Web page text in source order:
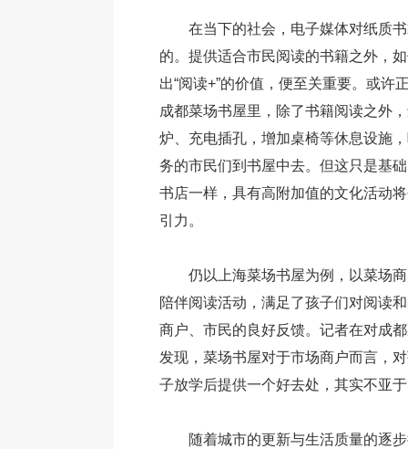
在当下的社会，电子媒体对纸质
的。提供适合市民阅读的书籍之外，
出“阅读+”的价值，便至关重要。或许
成都菜场书屋里，除了书籍阅读之外
炉、充电插孔，增加桌椅等休息设施
务的市民们到书屋中去。但这只是基
书店一样，具有高附加值的文化活动
引力。
仍以上海菜场书屋为例，以菜场
陪伴阅读活动，满足了孩子们对阅读
商户、市民的良好反馈。记者在对成
发现，菜场书屋对于市场商户而言，
子放学后提供一个好去处，其实不亚
随着城市的更新与生活质量的逐